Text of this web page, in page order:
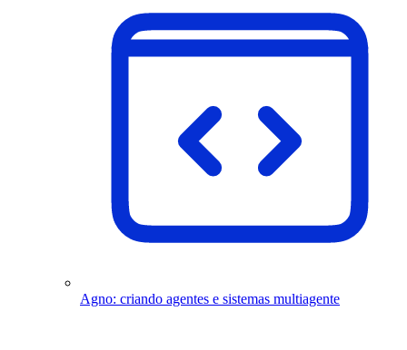
Agno: criando agentes e sistemas multiagente